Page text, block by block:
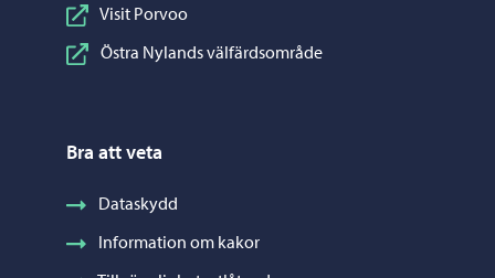
Visit Porvoo
Östra Nylands välfärdsområde
Bra att veta
Dataskydd
Information om kakor